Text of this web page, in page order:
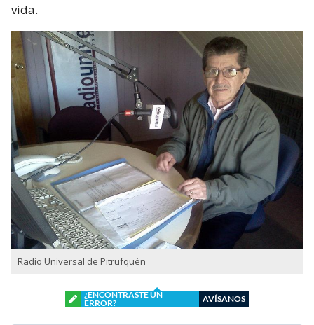
vida.
Radio Universal de Pitrufquén
¿ENCONTRASTE UN
ERROR?
AVÍSANOS